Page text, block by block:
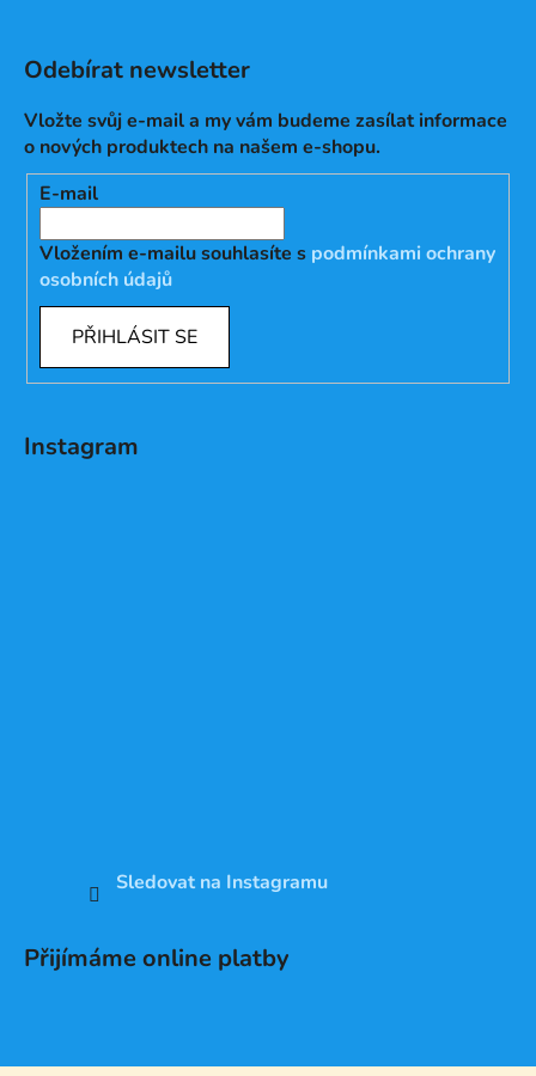
Odebírat newsletter
Vložte svůj e-mail a my vám budeme zasílat informace
o nových produktech na našem e-shopu.
E-mail
Vložením e-mailu souhlasíte s podmínkami ochrany
osobních údajů
PŘIHLÁSIT SE
Instagram
Sledovat na Instagramu
Přijímáme online platby